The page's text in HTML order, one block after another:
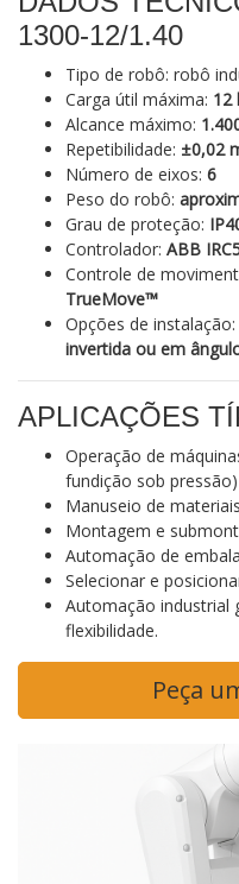
1300‑12/1.40
Tipo de robô: robô
Carga útil máxima: 12
Alcance máximo:
Repetibilidade: ±0,02
Número de eixos: 6
Peso do robô:
Grau de proteção:
Controlador: ABB
Controle de
TrueMove™
Opções de instalação:
invertida ou em
APLICAÇÕES
Operação de
fundição sob pressão)
Manuseio de
Montagem e
Automação de
Selecionar e
Automação industrial
flexibilidade.
Peça